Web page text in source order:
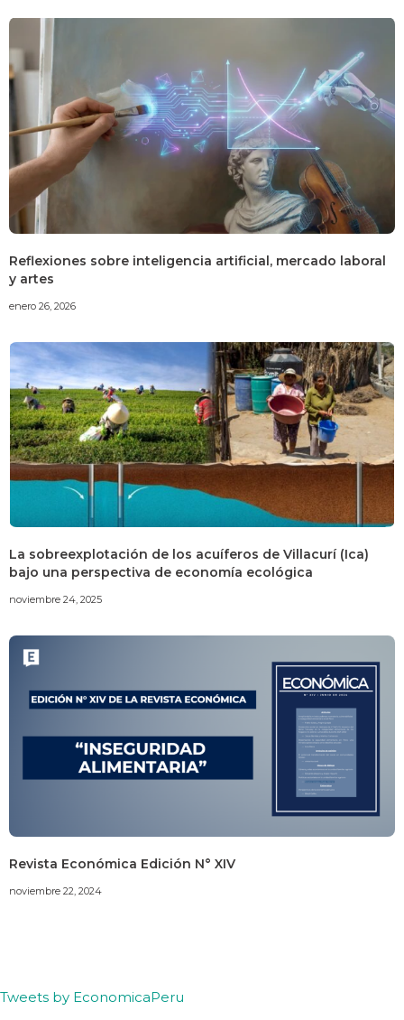
Reflexiones sobre inteligencia artificial, mercado laboral
y artes
enero 26, 2026
La sobreexplotación de los acuíferos de Villacurí (Ica)
bajo una perspectiva de economía ecológica
noviembre 24, 2025
Revista Económica Edición N° XIV
noviembre 22, 2024
Tweets by EconomicaPeru